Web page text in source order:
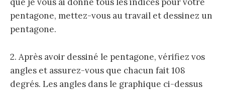
pentagone, mettez-vous au travail et dessinez un
pentagone.
2. Après avoir dessiné le pentagone, vérifiez vos
angles et assurez-vous que chacun fait 108
degrés. Les angles dans le graphique ci-dessus